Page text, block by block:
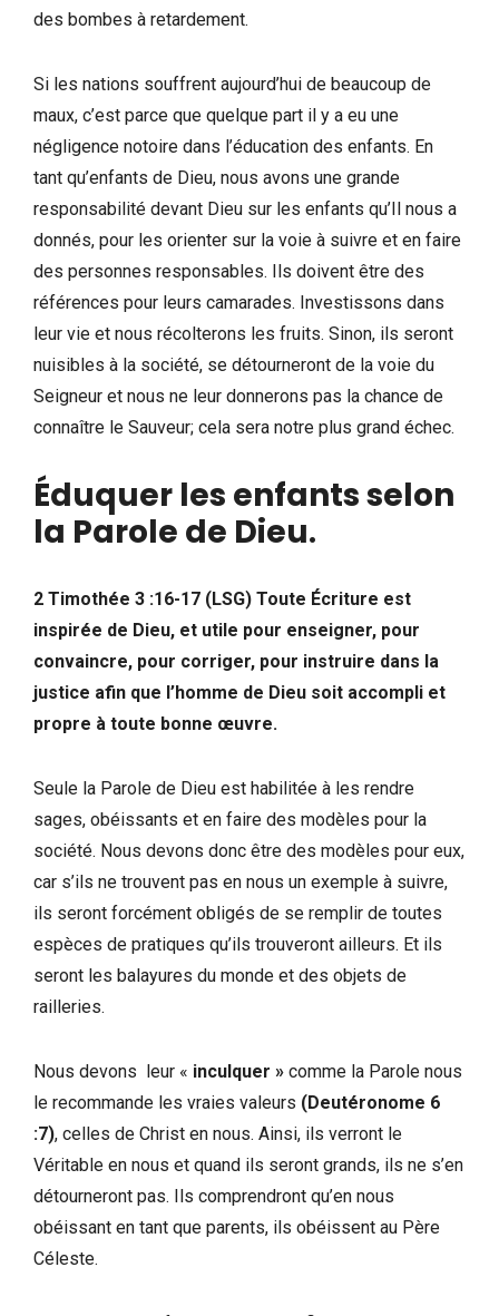
des bombes à retardement.
Si les nations souffrent aujourd’hui de beaucoup de
maux, c’est parce que quelque part il y a eu une
négligence notoire dans l’éducation des enfants. En
tant qu’enfants de Dieu, nous avons une grande
responsabilité devant Dieu sur les enfants qu’Il nous a
donnés, pour les orienter sur la voie à suivre et en faire
des personnes responsables. Ils doivent être des
références pour leurs camarades. Investissons dans
leur vie et nous récolterons les fruits. Sinon, ils seront
nuisibles à la société, se détourneront de la voie du
Seigneur et nous ne leur donnerons pas la chance de
connaître le Sauveur; cela sera notre plus grand échec.
Éduquer les enfants selon
la Parole de Dieu.
2 Timothée 3 :16-17 (LSG) Toute Écriture est
inspirée de Dieu, et utile pour enseigner, pour
convaincre, pour corriger, pour instruire dans la
justice afin que l’homme de Dieu soit accompli et
propre à toute bonne œuvre.
Seule la Parole de Dieu est habilitée à les rendre
sages, obéissants et en faire des modèles pour la
société. Nous devons donc être des modèles pour eux,
car s’ils ne trouvent pas en nous un exemple à suivre,
ils seront forcément obligés de se remplir de toutes
espèces de pratiques qu’ils trouveront ailleurs. Et ils
seront les balayures du monde et des objets de
railleries.
Nous devons leur « inculquer » comme la Parole nous
le recommande les vraies valeurs (Deutéronome 6
:7), celles de Christ en nous. Ainsi, ils verront le
Véritable en nous et quand ils seront grands, ils ne s’en
détourneront pas. Ils comprendront qu’en nous
obéissant en tant que parents, ils obéissent au Père
Céleste.